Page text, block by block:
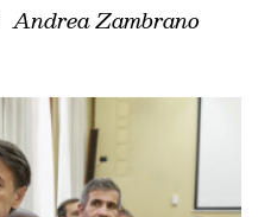
Andrea Zambrano